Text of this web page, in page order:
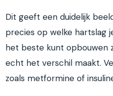
Dit geeft een duidelijk
precies op welke hartslag
het beste kunt opbouwen
echt het verschil maakt.
zoals metformine of